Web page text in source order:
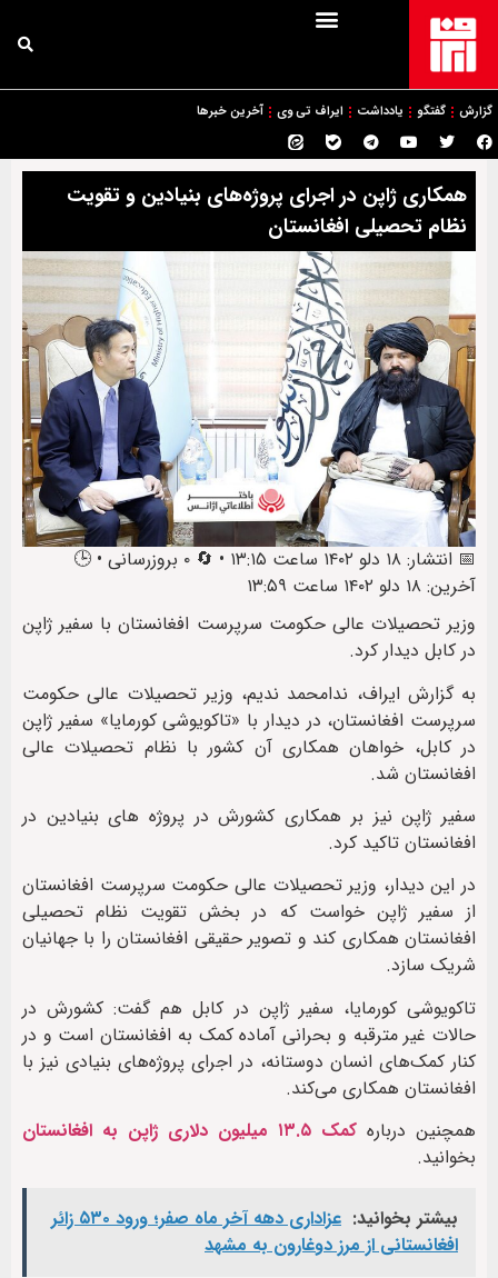
گزارش گفتگو یادداشت ایراف تی وی آخرین خبرها
همکاری ژاپن در اجرای پروژه‌های بنیادین و تقویت
نظام تحصیلی افغانستان
📅 انتشار: ۱۸ دلو ۱۴۰۲ ساعت ۱۳:۱۵ • 🔄 ۰ بروزرسانی • 🕒
آخرین: ۱۸ دلو ۱۴۰۲ ساعت ۱۳:۵۹
وزیر تحصیلات عالی حکومت سرپرست افغانستان با سفیر ژاپن
در کابل دیدار کرد.
به گزارش ایراف، ندامحمد ندیم، وزیر تحصیلات عالی حکومت
سرپرست افغانستان، در دیدار با «تاکویوشی کورمایا» سفیر ژاپن
در کابل، خواهان همکاری آن کشور با نظام تحصیلات عالی
افغانستان شد.
سفیر ژاپن نیز بر همکاری کشورش در پروژه های بنیادین در
افغانستان تاکید کرد.
در این دیدار، وزیر تحصیلات عالی حکومت سرپرست افغانستان
از سفیر ژاپن خواست که در بخش تقویت نظام تحصیلی
افغانستان همکاری کند و تصویر حقیقی افغانستان را با جهانیان
شریک سازد.
تاکویوشی کورمایا، سفیر ژاپن در کابل هم گفت: کشورش در
حالات غیر مترقبه و بحرانی آماده کمک به افغانستان است و در
کنار کمک‌های انسان دوستانه، در اجرای پروژه‌های بنیادی نیز با
افغانستان همکاری می‌کند.
همچنین درباره کمک ۱۳.۵ میلیون دلاری ژاپن به افغانستان
بخوانید.
بیشتر بخوانید:
عزاداری دهه آخر ماه صفر؛ ورود ۵۳۰ زائر
افغانستانی از مرز دوغارون به مشهد